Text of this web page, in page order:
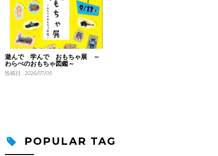
遊んで 学んで おもちゃ展 ～
わらべのおもちゃ図鑑～
投稿日 : 2026/07/05
POPULAR TAG